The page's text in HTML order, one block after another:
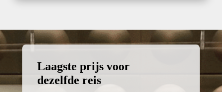
Laagste prijs voor
dezelfde reis